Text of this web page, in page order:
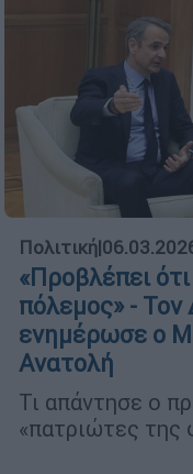
Πολιτική|
«Προβλέπει
πόλεμος» -
ενημέρωσε ο
Ανατολή
Τι απάντησε ο
«πατριώτες της